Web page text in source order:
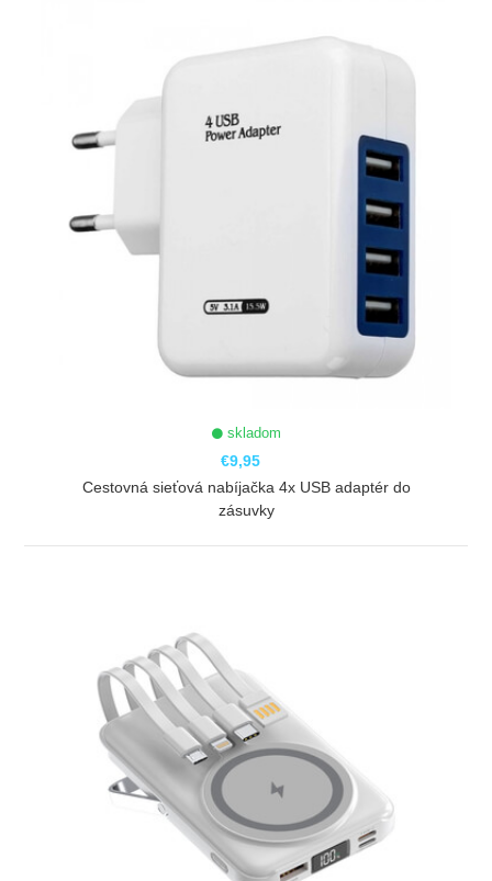
skladom
€9,95
Cestovná sieťová nabíjačka 4x USB adaptér do
zásuvky